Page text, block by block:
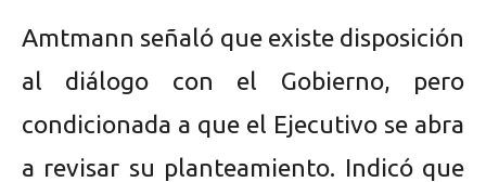
Amtmann señaló que existe disposición
al diálogo con el Gobierno, pero
condicionada a que el Ejecutivo se abra
a revisar su planteamiento. Indicó que